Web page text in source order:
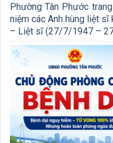
Phường Tân Phước
niệm các Anh hùng liệt
– Liệt sĩ (27/7/1947 –